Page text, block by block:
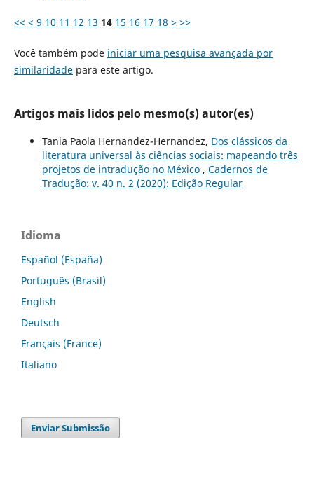
<< < 9 10 11 12 13 14 15 16 17 18 > >>
Você também pode iniciar uma pesquisa avançada por
similaridadepara este artigo.
Artigos mais lidos pelo mesmo(s) autor(es)
Tania Paola Hernandez-Hernandez, Dos clássicos da
literatura universal às ciências sociais: mapeando três
projetos de intradução no México , Cadernos de
Tradução: v. 40 n. 2 (2020): Edição Regular
Idioma
Español (España)
Português (Brasil)
English
Deutsch
Français (France)
Italiano
Enviar Submissão